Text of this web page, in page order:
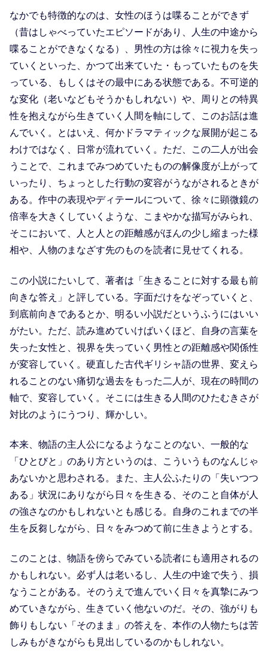
なかでも特徴的なのは、女性のほうは喋ることができず
（昔はしゃべっていたエピソードがあり、人生の中途から
喋ることができなくなる）、男性の方は徐々に視力を失っ
ていくといった、かつて出来ていた・もっていたものを失
っている、もしくはその最中にある状態である。不可逆的
な変化（老いなどもそうかもしれない）や、周りとの特異
性を抱えながら生きていく人間を軸にして、このお話は進
んでいく。とはいえ、何かドラマティックな展開が起こる
わけではなく、日常が流れていく。ただ、この二人が出会
うことで、これまでみつめていたものの解像度が上がって
いったり、ちょっとした行動の変容がうながされるときが
ある。作中の表現やディテールについて、徐々に顕微鏡の
倍率を大きくしていくような、こまやかな描写がみられ、
そこにおいて、人と人との距離感がほんの少し縮まった様
相や、人物のまなざす先のものを読者に見せてくれる。
この小説にたいして、著者は「生きることに対する最も前
向きな答え」と評している。字面だけをなぞっていくと、
到底前向きであるとか、明るい小説だというふうにはいい
がたい。ただ、読み進めていけばいくほど、自身の言葉を
失った女性と、視界を失っていく男性との距離感や関係性
が変容していく。硬直した古代ギリシャ語の世界、変えら
れることのない痛切な過去をもった二人が、現在の時間の
軸で、変容していく。そこには生きる人間のひたむきさが
対比のようにうつり、輝かしい。
本来、物語の主人公になるようなことのない、一般的な
「ひとびと」のあり方というのは、こういうものなんじゃ
あないかと思わされる。また、主人公ふたりの「失いつつ
ある」状況にありながら日々を生きる、そのこと自体が人
の強さなのかもしれないとも感じる。自身のこれまでの半
生を反芻しながら、日々をみつめて前に生きようとする。
このことは、物語を傍らでみている読者にも適用されるの
かもしれない。必ず人は老いるし、人生の中途で失う、損
なうことがある。そのうえで進んでいく日々を真摯にみつ
めていきながら、生きていく他ないのだ。その、強がりも
飾りもしない「そのまま」の答えを、本作の人物たちは苦
しみもがきながらも見出しているのかもしれない。